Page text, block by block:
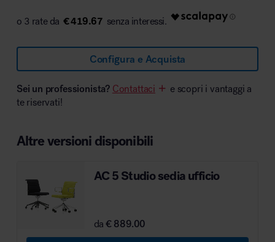
€ 419.67
Configura e Acquista
Sei un professionista? Contattaci
e scopri i vantaggi a
te riservati!
Altre versioni disponibili
AC 5 Studio sedia ufficio
da€ 889.00